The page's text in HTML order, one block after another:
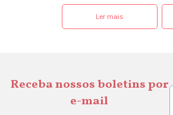
Ler mais
Receba nossos boletins por
e-mail